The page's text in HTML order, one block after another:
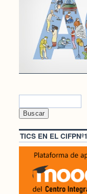
TICS EN EL CIFPNº1